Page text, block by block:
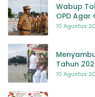
Wabup
OPD Agar
10 Agustus
Tahun
Beragam
10 Agustus